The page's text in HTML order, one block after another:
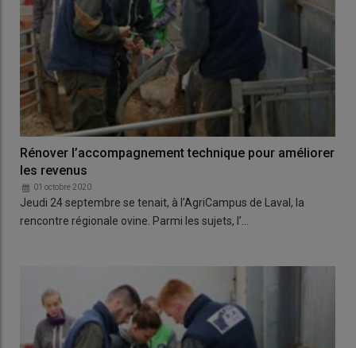
Rénover l’accompagnement technique pour améliorer
les revenus
01 octobre 2020
Jeudi 24 septembre se tenait, à l’AgriCampus de Laval, la
rencontre régionale ovine. Parmi les sujets, l’…